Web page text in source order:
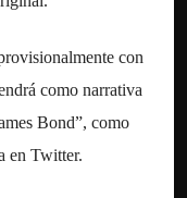
con
como narrativa
Bond”, como
en Twitter.